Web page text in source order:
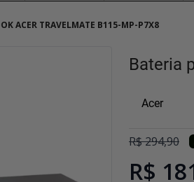
ACER TRAVELMATE B115-MP-P7X8
Bateria
Acer
R$294,90
R$